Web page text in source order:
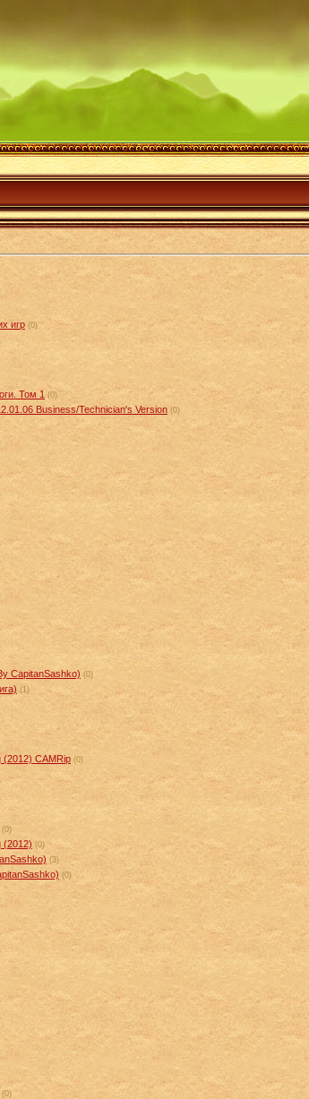
игр (0)
Том 1 (0)
Business/Technician's Version (0)
CapitanSashko) (0)
(1)
(2012) CAMRip (0)
(0)
(2012) (0)
(3)
(0)
(0)